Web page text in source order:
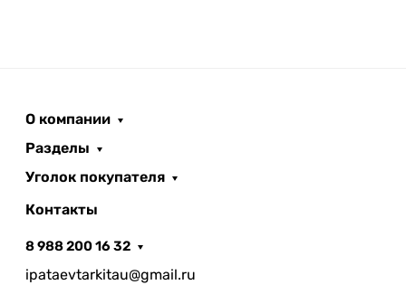
О компании
Разделы
Уголок покупателя
Контакты
8 988 200 16 32
ipataevtarkitau@gmail.ru